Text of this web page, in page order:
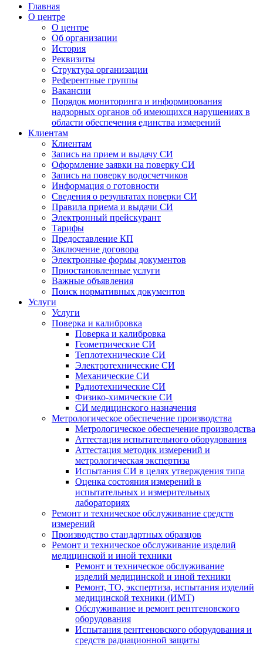
Главная
О центре
О центре
Об организации
История
Реквизиты
Структура организации
Референтные группы
Вакансии
Порядок мониторинга и информирования
надзорных органов об имеющихся нарушениях в
области обеспечения единства измерений
Клиентам
Клиентам
Запись на прием и выдачу СИ
Оформление заявки на поверку СИ
Запись на поверку водосчетчиков
Информация о готовности
Сведения о результатах поверки СИ
Правила приема и выдачи СИ
Электронный прейскурант
Тарифы
Предоставление КП
Заключение договора
Электронные формы документов
Приостановленные услуги
Важные объявления
Поиск нормативных документов
Услуги
Услуги
Поверка и калибровка
Поверка и калибровка
Геометрические СИ
Теплотехнические СИ
Электротехнические СИ
Механические СИ
Радиотехнические СИ
Физико-химические СИ
СИ медицинского назначения
Метрологическое обеспечение производства
Метрологическое обеспечение производства
Аттестация испытательного оборудования
Аттестация методик измерений и
метрологическая экспертиза
Испытания СИ в целях утверждения типа
Оценка состояния измерений в
испытательных и измерительных
лабораториях
Ремонт и техническое обслуживание средств
измерений
Производство стандартных образцов
Ремонт и техническое обслуживание изделий
медицинской и иной техники
Ремонт и техническое обслуживание
изделий медицинской и иной техники
Ремонт, ТО, экспертиза, испытания изделий
медицинской техники (ИМТ)
Обслуживание и ремонт рентгеновского
оборудования
Испытания рентгеновского оборудования и
средств радиационной защиты